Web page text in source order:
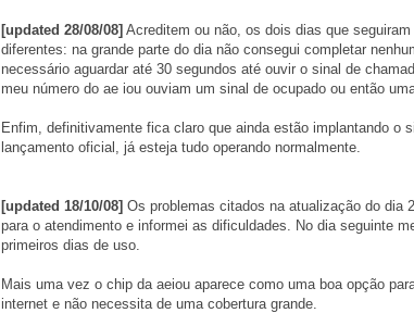
[updated 28/08/08] Acreditem ou não, os dois dias que
diferentes: na grande parte do dia não consegui completar
necessário aguardar até 30 segundos até ouvir o sinal de
meu número do ae iou ouviam um sinal de ocupado ou então
Enfim, definitivamente fica claro que ainda estão implantando o
lançamento oficial, já esteja tudo operando normalmente.
[updated 18/10/08] Os problemas citados na atualização do dia
para o atendimento e informei as dificuldades. No dia seguinte
primeiros dias de uso.
Mais uma vez o chip da aeiou aparece como uma boa opção
internet e não necessita de uma cobertura grande.